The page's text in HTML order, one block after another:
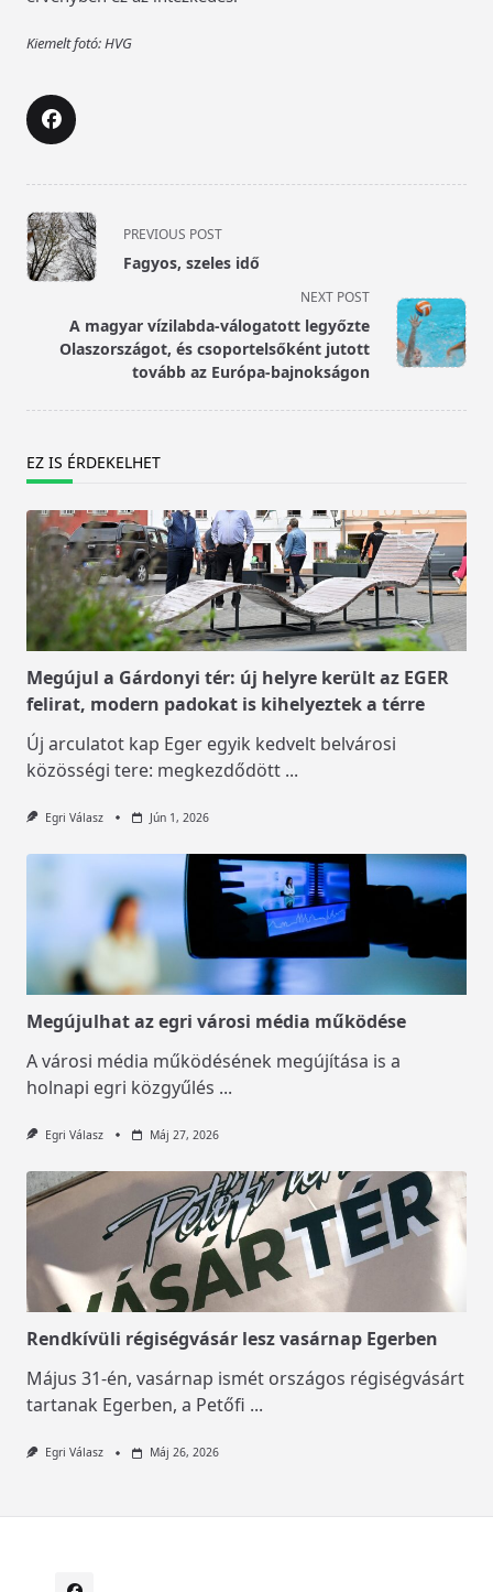
Kiemelt fotó: HVG
<span
class="nav-
subtitle
reader-
text">Page</span>
PREVIOUS POST
Fagyos, szeles idő
NEXT POST
A magyar vízilabda-válogatott legyőzte
Olaszországot, és csoportelsőként jutott
tovább az Európa-bajnokságon
EZ IS ÉRDEKELHET
Megújul a Gárdonyi tér: új helyre került az EGER
felirat, modern padokat is kihelyeztek a térre
Új arculatot kap Eger egyik kedvelt belvárosi
közösségi tere: megkezdődött ...
Egri Válasz Jún 1, 2026
Megújulhat az egri városi média működése
A városi média működésének megújítása is a
holnapi egri közgyűlés ...
Egri Válasz Máj 27, 2026
Rendkívüli régiségvásár lesz vasárnap Egerben
Május 31-én, vasárnap ismét országos régiségvásárt
tartanak Egerben, a Petőfi ...
Egri Válasz Máj 26, 2026